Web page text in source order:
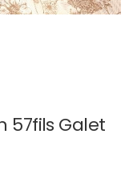
57fils Galet